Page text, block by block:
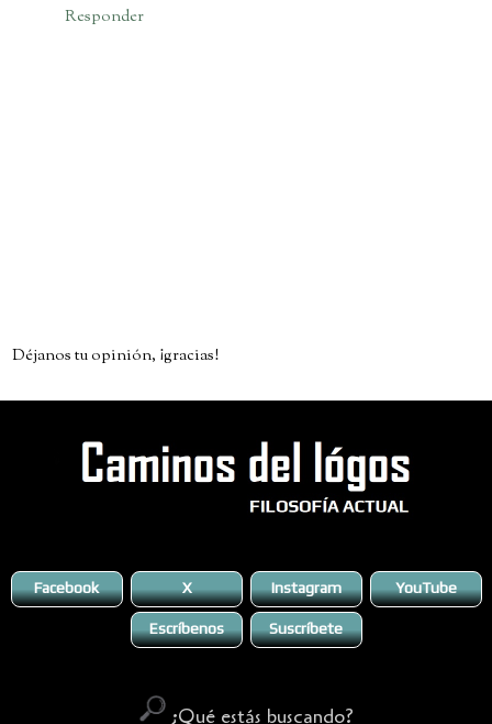
Responder
Déjanos tu opinión, ¡gracias!
Facebook X Instagram YouTube
Escríbenos Suscríbete
¿Qué estás buscando?